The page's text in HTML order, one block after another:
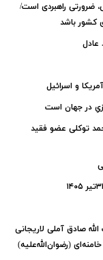
ضرورتی راهبردی است/
کشور باشد
عادل
و اسرائیل
در جهان است
توکلی عضو فقید
صادق آملی لاریجانی
(رضوان‌الله‌علیه)